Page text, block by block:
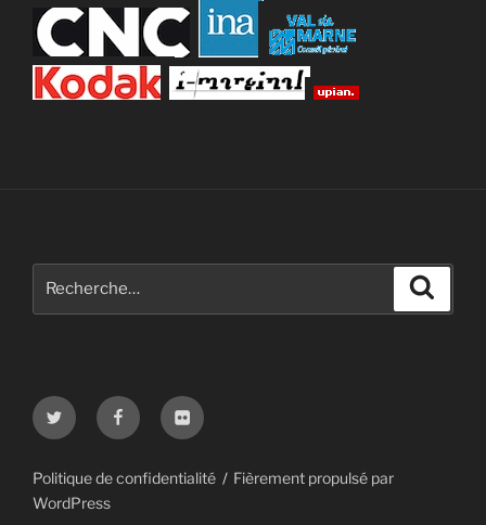
Twitter FacebookFlickr
Politique de confidentialité
Fièrement propulsé par
WordPress